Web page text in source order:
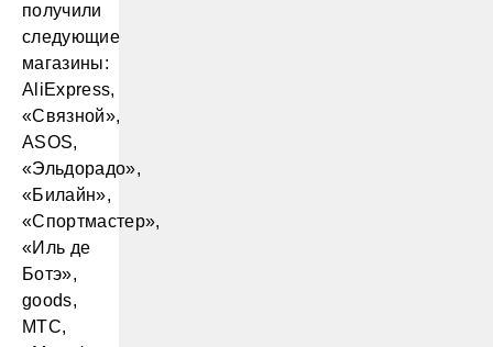
получили
следующие
магазины:
AliExpress,
«Связной»,
ASOS,
«Эльдорадо»,
«Билайн»,
«Спортмастер»,
«Иль де
Ботэ»,
goods,
МТС,